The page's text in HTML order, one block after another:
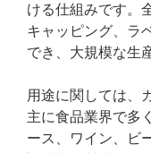
ける仕組みです。
キャッピング、ラ
でき、大規模な生
用途に関しては、
主に食品業界で多
ース、ワイン、ビ